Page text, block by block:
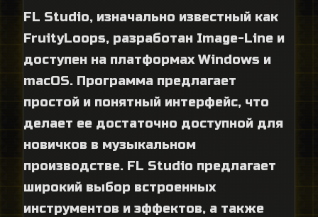
FL Studio, изначально известный как
FruityLoops, разработан Image-Line и
доступен на платформах Windows и
macOS. Программа предлагает
простой и понятный интерфейс, что
делает ее достаточно доступной для
новичков в музыкальном
производстве. FL Studio предлагает
широкий выбор встроенных
инструментов и эффектов, а также